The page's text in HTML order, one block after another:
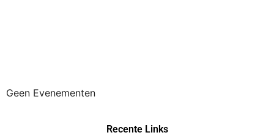
Geen Evenementen
Recente Links